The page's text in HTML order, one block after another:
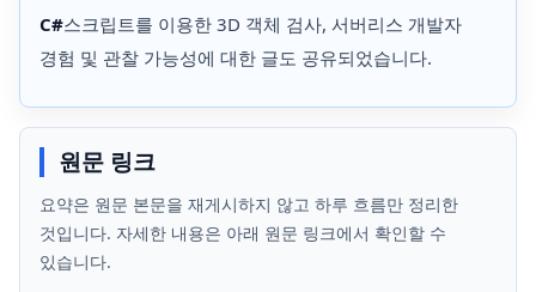
C#스크립트를 이용한 3D 객체 검사, 서버리스 개발자
경험 및 관찰 가능성에 대한 글도 공유되었습니다.
원문 링크
요약은 원문 본문을 재게시하지 않고 하루 흐름만 정리한
것입니다. 자세한 내용은 아래 원문 링크에서 확인할 수
있습니다.